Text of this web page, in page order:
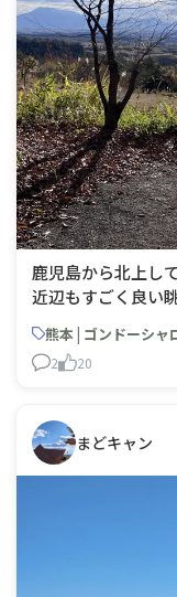
鹿児島から北上し
近辺もすごく良い
が落ち着いてくれ
したが)。 区画サ
熊本 | ゴンドーシャ
2 20
まどキャン